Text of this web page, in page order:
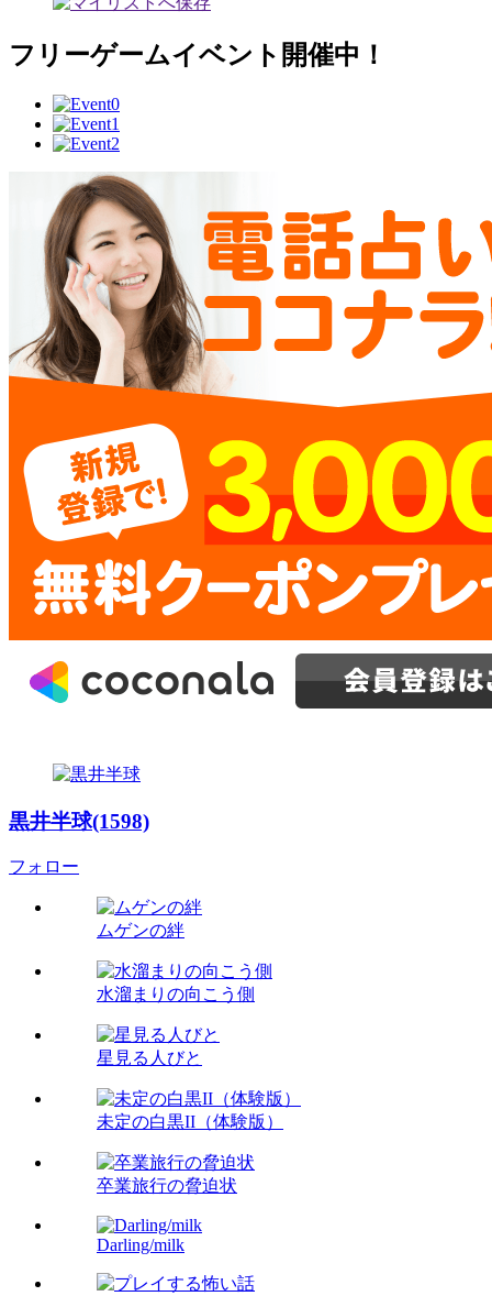
フリーゲームイベント開催中！
黒井半球(1598)
フォロー
ムゲンの絆
水溜まりの向こう側
星見る人びと
未定の白黒II（体験版）
卒業旅行の脅迫状
Darling/milk